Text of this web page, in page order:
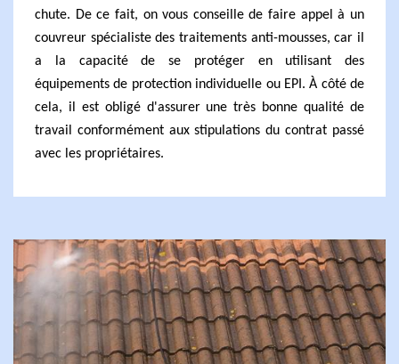
chute. De ce fait, on vous conseille de faire appel à un
couvreur spécialiste des traitements anti-mousses, car il
a la capacité de se protéger en utilisant des
équipements de protection individuelle ou EPI. À côté de
cela, il est obligé d'assurer une très bonne qualité de
travail conformément aux stipulations du contrat passé
avec les propriétaires.